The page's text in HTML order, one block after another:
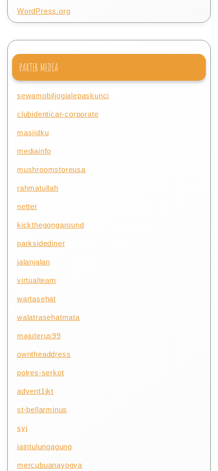
WordPress.org
PARTER MEDIA
sewamobiljogjalepaskunci
clubidenticar-corporate
masjidku
mediainfo
mushroomstoreusa
rahmatullah
netter
kickthegongaround
parksidediner
jalanjalan
virtualteam
wartasehat
walatrasehatmata
majuterus99
owntheaddress
polres-serkot
advent1jkt
st-bellarminus
syj
iaintulungagung
mercubuanayogya